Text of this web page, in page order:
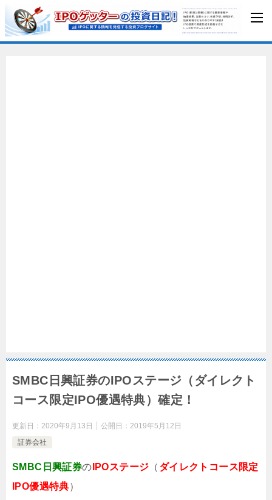
SMBC日興証券のIPOステージ（ダイレクト
コース限定IPO優遇特典）確定！
更新日： 2020年9月13日 公開日： 2019年5月12日
証券会社
SMBC日興証券の IPOステージ （ ダイレクトコース限定
IPO優遇特典）